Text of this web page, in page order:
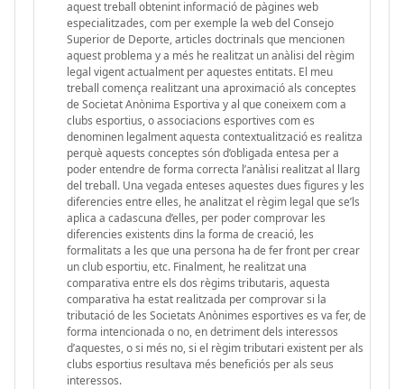
aquest treball obtenint informació de pàgines web
especialitzades, com per exemple la web del Consejo
Superior de Deporte, articles doctrinals que mencionen
aquest problema y a més he realitzat un anàlisi del règim
legal vigent actualment per aquestes entitats. El meu
treball comença realitzant una aproximació als conceptes
de Societat Anònima Esportiva y al que coneixem com a
clubs esportius, o associacions esportives com es
denominen legalment aquesta contextualització es realitza
perquè aquests conceptes són d’obligada entesa per a
poder entendre de forma correcta l’anàlisi realitzat al llarg
del treball. Una vegada enteses aquestes dues figures y les
diferencies entre elles, he analitzat el règim legal que se’ls
aplica a cadascuna d’elles, per poder comprovar les
diferencies existents dins la forma de creació, les
formalitats a les que una persona ha de fer front per crear
un club esportiu, etc. Finalment, he realitzat una
comparativa entre els dos règims tributaris, aquesta
comparativa ha estat realitzada per comprovar si la
tributació de les Societats Anònimes esportives es va fer, de
forma intencionada o no, en detriment dels interessos
d’aquestes, o si més no, si el règim tributari existent per als
clubs esportius resultava més beneficiós per als seus
interessos.